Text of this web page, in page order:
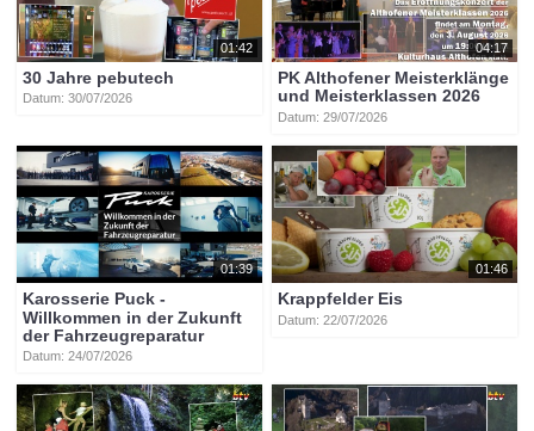
01:42
30 Jahre pebutech
Datum: 30/07/2026
04:17
PK Althofener Meisterklänge
und Meisterklassen 2026
Datum: 29/07/2026
01:39
Karosserie Puck -
Willkommen in der Zukunft
der Fahrzeugreparatur
Datum: 24/07/2026
01:46
Krappfelder Eis
Datum: 22/07/2026